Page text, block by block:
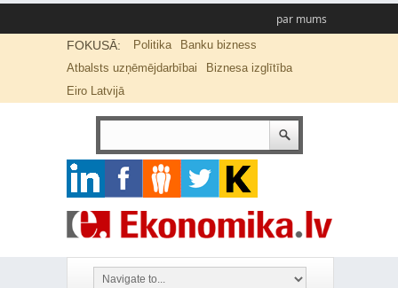
par mums
FOKUSĀ: Politika
Banku bizness
Atbalsts uzņēmējdarbībai
Biznesa izglītība
Eiro Latvijā